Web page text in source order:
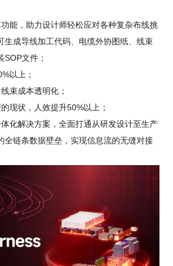
功能，助力设计师轻松应对各种复杂布线挑
生成导线加工代码、电缆外协图纸、线束
文件；
以上；
束成本透明化；
现状，人效提升50%以上；
体化解决方案，全面打通从研发设计至生产
全链条数据壁垒，实现信息流的无缝对接